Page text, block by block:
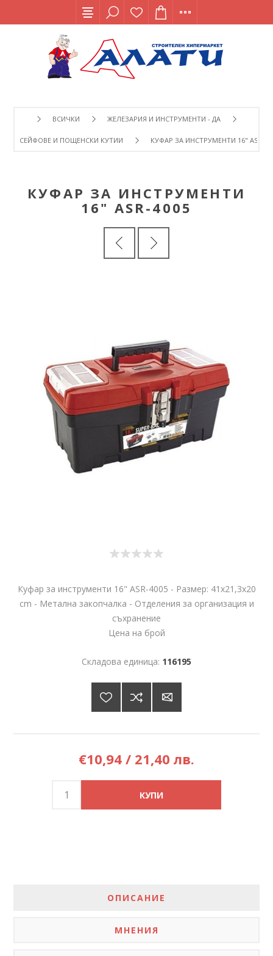
ВСИЧКИ ЖЕЛЕЗАРИЯ И ИНСТРУМЕНТИ - ДА
СЕЙФОВЕ И ПОЩЕНСКИ КУТИИ КУФАР ЗА ИНСТРУМЕНТИ 16" ASR-
КУФАР ЗА ИНСТРУМЕНТИ
16" ASR-4005
Куфар за инструменти 16" ASR-4005 - Размер: 41х21,3х20
cm - Метална закопчалка - Отделения за организация и
съхранение
Цена на брой
Складова единица: 116195
€10,94 / 21,40 лв.
ОПИСАНИЕ
МНЕНИЯ